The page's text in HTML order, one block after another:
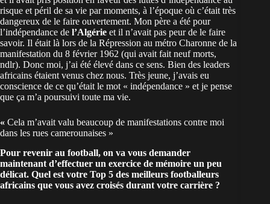
risque et péril de sa vie par moments, à l’époque où c’était très
dangereux de le faire ouvertement. Mon père a été pour
l’indépendance de l’Algérie et il n’avait pas peur de le faire
savoir. Il était là lors de la Répression au métro Charonne de la
manifestation du 8 février 1962 (qui avait fait neuf morts,
ndlr). Donc moi, j’ai été élevé dans ce sens. Bien des leaders
africains étaient venus chez nous. Très jeune, j’avais eu
conscience de ce qu’était le mot « indépendance » et je pense
que ça m’a poursuivi toute ma vie.
« Cela m’avait valu beaucoup de manifestations contre moi
dans les rues camerounaises »
Pour revenir au football, on va vous demander
maintenant d’effectuer un exercice de mémoire un peu
délicat. Quel est votre Top 5 des meilleurs footballeurs
africains que vous avez croisés durant votre carrière ?